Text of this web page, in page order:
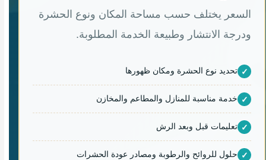
السعر يختلف حسب مساحة المكان ونوع الحشرة
ودرجة الانتشار وطبيعة الخدمة المطلوبة.
تحديد نوع الحشرة ومكان ظهورها
خدمة مناسبة للمنازل والمطاعم والمخازن
تعليمات قبل وبعد الرش
حلول للروائح والرطوبة ومصادر عودة الحشرات